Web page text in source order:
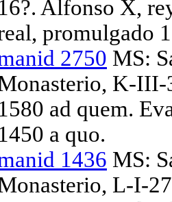
16?. Alfonso X,
promulgado
2750 MS:
K-III-
1580 ad quem.
1450 a quo.
1436 MS:
L-I-